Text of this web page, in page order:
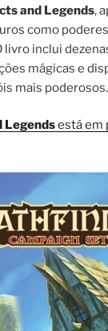
and Legends,
como
livro inclui
mágicas e
mais poderosos.
está em